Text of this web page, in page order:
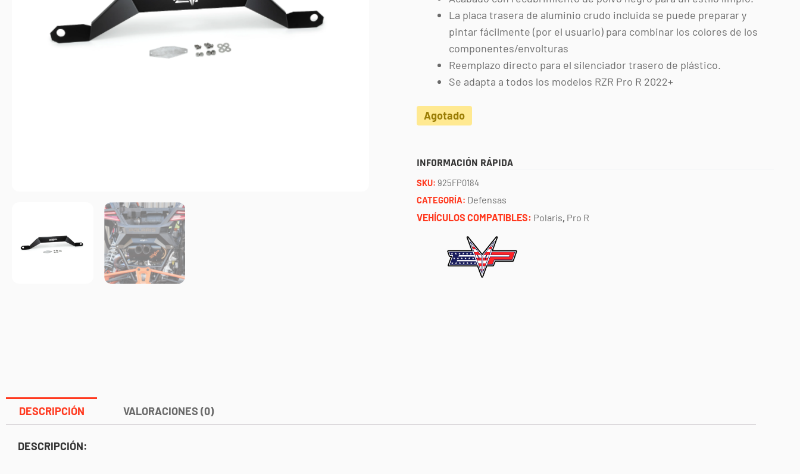
La placa trasera de aluminio crudo incluida se puede preparar y
pintar fácilmente (por el usuario) para combinar los colores de los
componentes/envolturas
Reemplazo directo para el silenciador trasero de plástico.
Se adapta a todos los modelos RZR Pro R 2022+
Agotado
INFORMACIÓN RÁPIDA
SKU: 925FP0184
CATEGORÍA: Defensas
VEHÍCULOS COMPATIBLES: Polaris, Pro R
DESCRIPCIÓN VALORACIONES (0)
DESCRIPCIÓN: